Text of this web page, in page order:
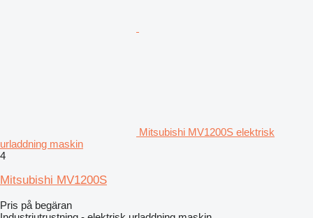
Mitsubishi MV1200S elektrisk
urladdning maskin
4
Mitsubishi MV1200S
Pris på begäran